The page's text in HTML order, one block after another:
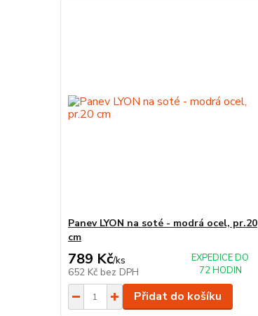
Panev LYON na soté - modrá ocel, pr.20
cm
789 Kč/ks
652 Kč bez DPH
EXPEDICE DO
72 HODIN
Přidat do košíku